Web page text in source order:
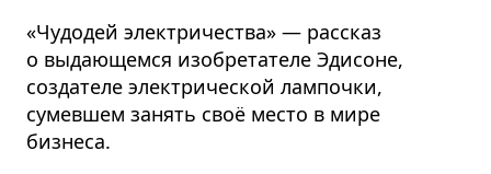
«Чудодей электричества» — рассказ
о выдающемся изобретателе Эдисоне,
создателе электрической лампочки,
сумевшем занять своё место в мире
бизнеса.